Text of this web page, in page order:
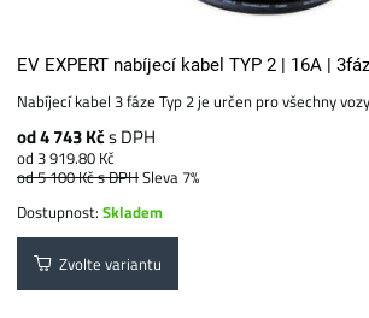
EV EXPERT nabíjecí kabel TYP 2 | 16A |
Nabíjecí kabel 3 fáze Typ 2 je určen pro všechny
od 4 743 Kčs DPH
od 3 919.80 Kč
od 5 100 Kčs DPHSleva 7%
Dostupnost:Skladem
Zvolte variantu